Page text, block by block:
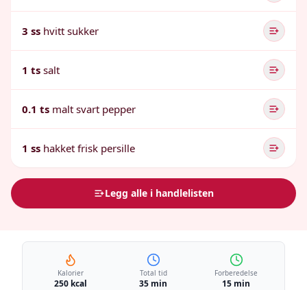
3 ss hvitt sukker
1 ts salt
0.1 ts malt svart pepper
1 ss hakket frisk persille
Legg alle i handlelisten
Kalorier
250 kcal
Total tid
35 min
Forberedelse
15 min